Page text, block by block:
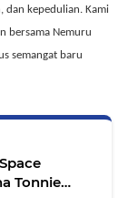
dan kepedulian. Kami
bersama Nemuru
semangat baru
Tonnie